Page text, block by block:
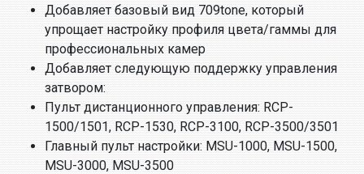
Добавляет базовый вид 709tone, который
упрощает настройку профиля цвета/гаммы для
профессиональных камер
Добавляет следующую поддержку управления
затвором:
Пульт дистанционного управления: RCP-
1500/1501, RCP-1530, RCP-3100, RCP-3500/3501
Главный пульт настройки: MSU-1000, MSU-1500,
MSU-3000, MSU-3500